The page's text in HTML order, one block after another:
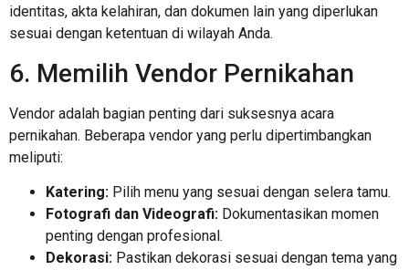
identitas, akta kelahiran, dan dokumen lain yang diperlukan
sesuai dengan ketentuan di wilayah Anda.
6. Memilih Vendor Pernikahan
Vendor adalah bagian penting dari suksesnya acara
pernikahan. Beberapa vendor yang perlu dipertimbangkan
meliputi:
Katering: Pilih menu yang sesuai dengan selera tamu.
Fotografi dan Videografi: Dokumentasikan momen
penting dengan profesional.
Dekorasi: Pastikan dekorasi sesuai dengan tema yang